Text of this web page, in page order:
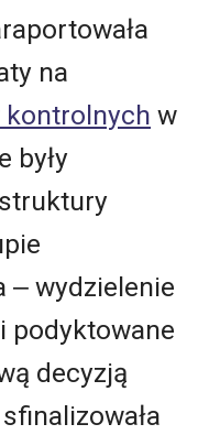
na
kontrolnych w
były
‒ wydzielenie
podyktowane
decyzją